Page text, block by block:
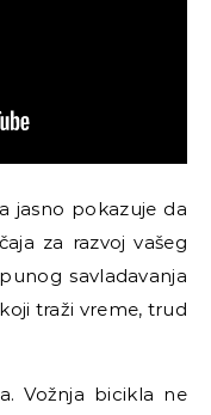
jasno pokazuje da
za razvoj vašeg
savladavanja
traži vreme, trud
Vožnja bicikla ne